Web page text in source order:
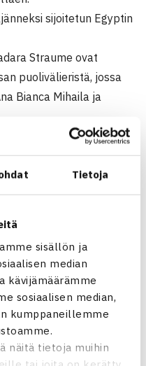
Tietoja
sisällön ja
median
kävijämäärämme
sosiaalisen median,
kumppaneillemme
näitä tietoja muihin
sijoitetun Egyptin
Straume ovat
puolivälieristä, jossa
Bianca Mihaila ja
Egypti (villi kortti) 63 60
verkossa